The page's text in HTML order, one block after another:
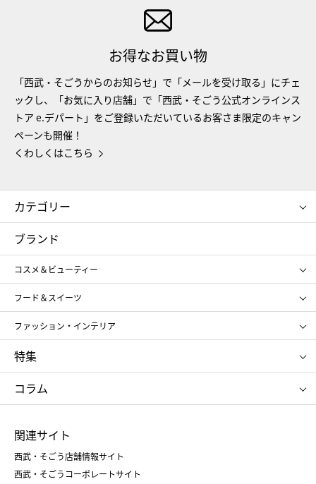
お得なお買い物
「西武・そごうからのお知らせ」で「メールを受け取る」にチェ
ックし、「お気に入り店舗」で「西武・そごう公式オンラインス
トア e.デパート」をご登録いただいているお客さま限定のキャン
ペーンも開催！
くわしくはこちら
カテゴリー
コスメ＆ビューティー
ギフト
レディース
メンズ
スポーツ・アウトドア
お中元
お歳暮
ブランド
コスメ＆ビューティー
SHISEIDO
ポール&ジョー ボーテ
ジルスチュアート
NARS
RMK
クリニーク
SK-Ⅱ
フード＆スイーツ
アンリ・シャルパンティエ
ゴディバ
新宿高野
たねや
ねんりん家
ファッション・インテリア
ポロ ラルフ ローレン
タケオ キクチ
ママ＆キッズ
シュタイフ
特集
お中元
ひな人形
五月人形
父の日
クリスマスケーキ
コラム
菓子折り
和菓子
人気のギフト
関連サイト
西武・そごう店舗情報サイト
西武・そごうコーポレートサイト